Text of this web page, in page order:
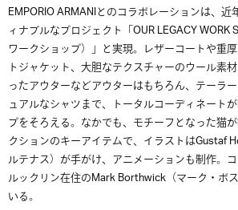
EMPORIO ARMANIとのコラボレーションは、
ィナブルなプロジェクト「OURLEGACYWORK
ワークショップ）」と実現。レザーコートや重
トジャケット、大胆なテクスチャーのウール素
ったアウターなどアウターはもちろん、テーラ
ュアルなシャツまで、トータルコーディネート
プをそろえる。なかでも、モチーフとなった猫
クションのキーアイテムで、イラストはGustaf
ルテナス）が手がけ、アニメーションも制作。
ルックリン在住のMark Borthwick（マーク・ボ
いる。